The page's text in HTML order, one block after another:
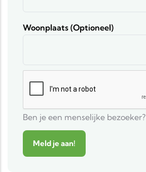
Woonplaats (optioneel)
Ben je een menselijke bezoeker?